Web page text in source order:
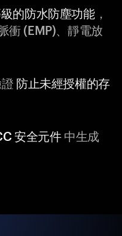
的防水防塵功能，
衝 (EMP)、靜電放
防止未經授權的存
安全元件中生成